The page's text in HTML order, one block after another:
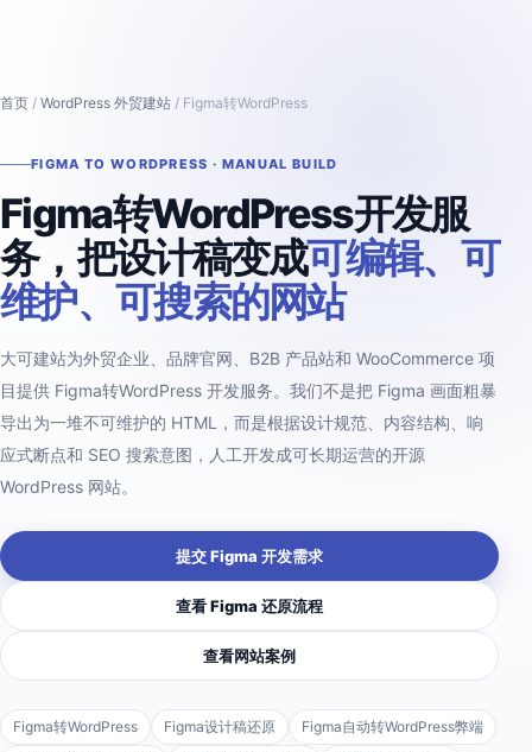
首页 / WordPress 外贸建站 / Figma转WordPress
FIGMA TO WORDPRESS · MANUAL BUILD
Figma转WordPress开发服
务，把设计稿变成可编辑、可
维护、可搜索的网站
大可建站为外贸企业、品牌官网、B2B 产品站和 WooCommerce 项
目提供 Figma转WordPress 开发服务。我们不是把 Figma 画面粗暴
导出为一堆不可维护的 HTML，而是根据设计规范、内容结构、响
应式断点和 SEO 搜索意图，人工开发成可长期运营的开源
WordPress 网站。
提交 Figma 开发需求
查看 Figma 还原流程
查看网站案例
Figma转WordPress Figma设计稿还原
Figma自动转WordPress弊端